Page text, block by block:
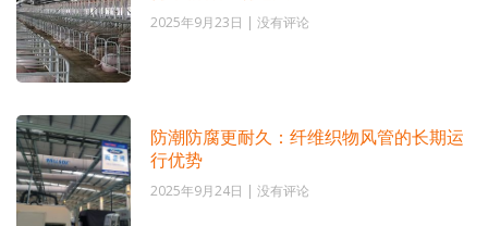
2025年9月23日
没有评论
防潮防腐更耐久：纤维织物风管的长期运
行优势
2025年9月24日
没有评论